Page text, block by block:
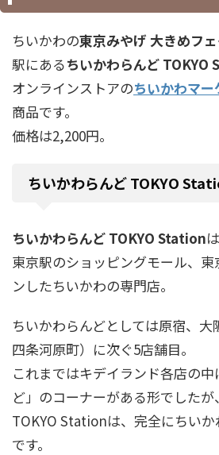
ちいかわの東京みやげ 大きめフ
駅にあるちいかわらんど TOKYO
オンラインストアのちいかわマー
商品です。
価格は2,200円。
ちいかわらんど TOKYO
ちいかわらんど TOKYO Station
東京駅のショッピングモール、
ンしたちいかわの専門店。
ちいかわらんどとしては原宿、
四条河原町）に次ぐ5店舗目。
これまではキデイランド各店の
ど」のコーナーがある形でした
TOKYO Stationは、完全にちい
です。